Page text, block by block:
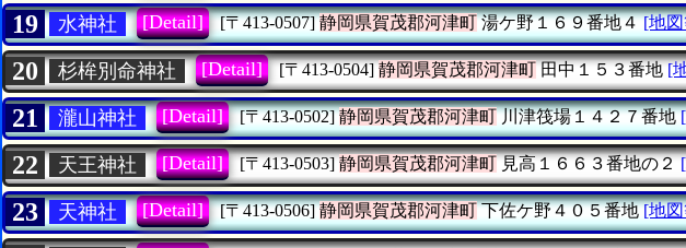
19 水神社 [Detail] [〒413-0507] 静岡県賀茂郡河津町湯ケ野１６９番地４ [地
20 杉桙別命神社 [Detail] [〒413-0504] 静岡県賀茂郡河津町田中１５３番地 [
21 瀧山神社 [Detail] [〒413-0502] 静岡県賀茂郡河津町川津筏場１４２７番地
22 天王神社 [Detail] [〒413-0503] 静岡県賀茂郡河津町見高１６６３番地の２
23 天神社 [Detail] [〒413-0506] 静岡県賀茂郡河津町下佐ケ野４０５番地 [地